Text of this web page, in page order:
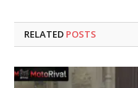
RELATED POSTS